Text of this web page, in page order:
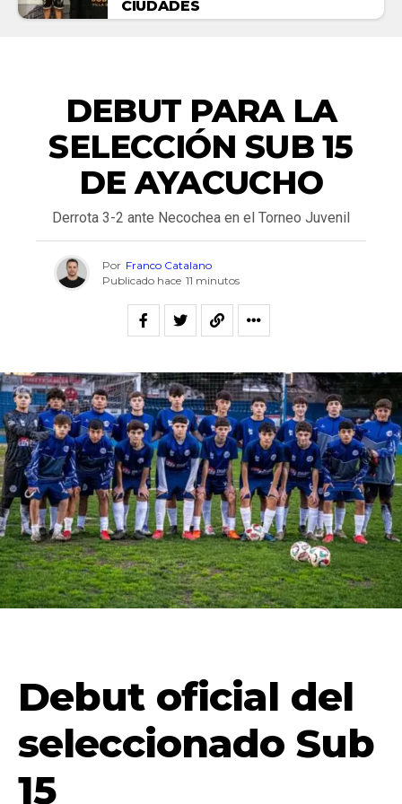
CIUDADES
DEBUT PARA LA
SELECCIÓN SUB 15
DE AYACUCHO
Derrota 3-2 ante Necochea en el Torneo Juvenil
Por Franco Catalano
Publicado hace 11 minutos
Debut oficial del
seleccionado Sub
15